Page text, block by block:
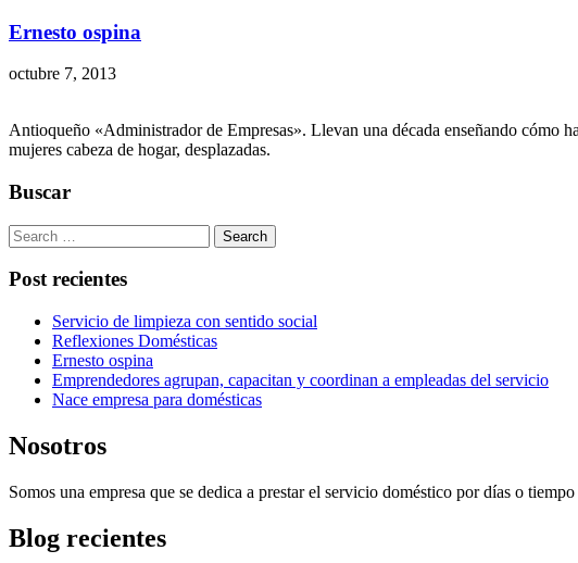
Ernesto ospina
octubre 7, 2013
Antioqueño «Administrador de Empresas». Llevan una década enseñando cómo
mujeres cabeza de hogar, desplazadas.
Buscar
Search
Post recientes
Servicio de limpieza con sentido social
Reflexiones Domésticas
Ernesto ospina
Emprendedores agrupan, capacitan y coordinan a empleadas del servicio
Nace empresa para domésticas
Nosotros
Somos una empresa que se dedica a prestar el servicio doméstico por días o
Blog recientes